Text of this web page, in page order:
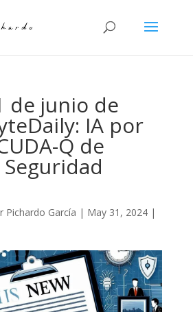
de junio de
IA por
Q de
Seguridad
Pichardo García | May 31, 2024|